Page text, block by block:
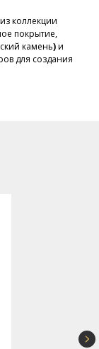
коллекции
покрытие,
камень)и
для создания